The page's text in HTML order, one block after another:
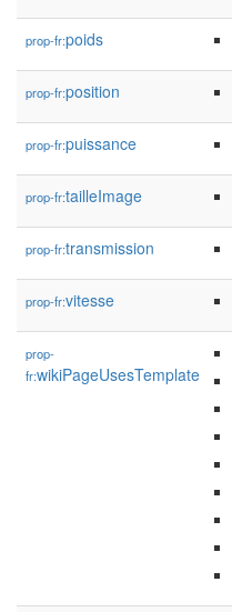
prop-fr:poids
prop-fr:position
prop-fr:puissance
prop-fr:tailleImage
prop-fr:transmission
prop-fr:vitesse
prop-
fr:wikiPageUsesTemplate